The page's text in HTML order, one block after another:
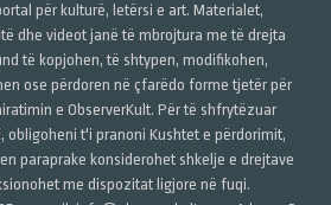
për kulturë, letërsi e art. Materialet,
dhe videot janë të mbrojtura me të drejta
të kopjohen, të shtypen, modifikohen,
ose përdoren në çfarëdo forme tjetër për
e ObserverKult. Për të shfrytëzuar
obligoheni t'i pranoni Kushtet e përdorimit,
paraprake konsiderohet shkelje e drejtave
me dispozitat ligjore në fuqi.